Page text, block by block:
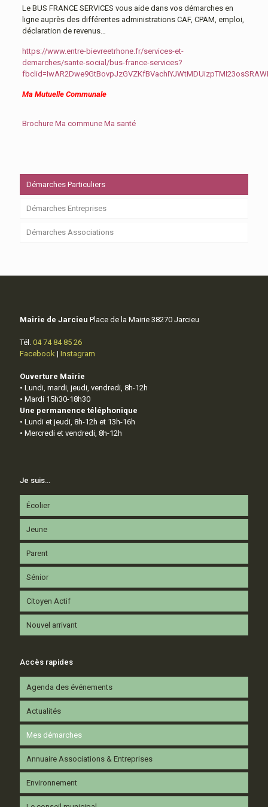
Le BUS FRANCE SERVICES vous aide dans vos démarches en
ligne auprès des différentes administrations CAF, CPAM, emploi,
déclaration de revenus…
https://www.entre-bievreetrhone.fr/services-et-
demarches/sante-social/bus-france-services?
Ma Mutuelle Communale
Brochure Ma commune Ma santé
Démarches Particuliers
Démarches Entreprises
Démarches Associations
Mairie de Jarcieu Place de la Mairie 38270 Jarcieu
Tél. 04 74 84 85 26
Facebook | Instagram
Ouverture Mairie
• Lundi, mardi, jeudi, vendredi, 8h-12h
• Mardi 15h30-18h30
Une permanence téléphonique
• Lundi et jeudi, 8h-12h et 13h-16h
• Mercredi et vendredi, 8h-12h
Je suis…
Écolier
Jeune
Parent
Sénior
Citoyen Actif
Nouvel arrivant
Accès rapides
Agenda des événements
Actualités
Mes démarches
Annuaire Associations & Entreprises
Environnement